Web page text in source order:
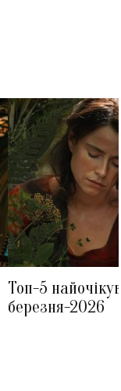
Топ-5
березня-2026